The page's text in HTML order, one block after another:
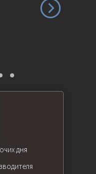
дня